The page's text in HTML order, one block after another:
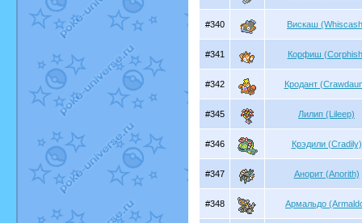
#340 Вискаш
#341 Корфиш
#342 Кродант
#345 Лилип (Lileep)
#346 Крэдили (Cradily)
#347 Анорит (Anorith)
#348 Армальдо